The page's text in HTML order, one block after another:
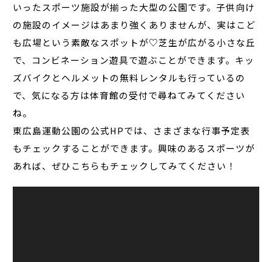
いったスポーツ施設が揃った大型の公園です。子供向け
の施設のイメージはあまり強くありませんが、実はこど
も広場という素敵なスポットが♡芝生が広がる小さな丘
で、コンビネーション遊具で遊ぶことができます。キッ
ズバイクとヘルメットの無料レンタルも行っているの
で、気になる方は体育館の受付で尋ねてみてください
ね。
東広島運動公園の公式HPでは、さまざまな行事予定表
もチェックすることができます。興味のあるスポーツが
あれば、ぜひこちらもチェックしてみてください！